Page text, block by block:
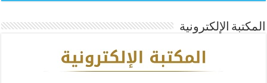
المكتبة الإلكترونية